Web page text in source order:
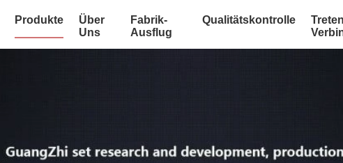
Produkte
Über
Uns
Fabrik-
Ausflug
Qualitätskontrolle